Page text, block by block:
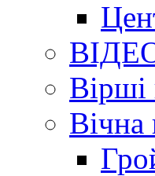
Вірші
Вічна